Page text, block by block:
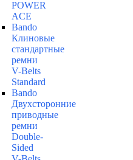
POWER
ACE
Bando
Клиновые
стандартные
ремни
V-Belts
Standard
Bando
Двухсторонние
приводные
ремни
Double-
Sided